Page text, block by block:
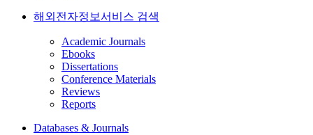
해외전자정보서비스 검색
Academic Journals
Ebooks
Dissertations
Conference Materials
Reviews
Reports
Databases & Journals